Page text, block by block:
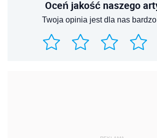
Oceń jakość naszego
Twoja opinia jest dla nas